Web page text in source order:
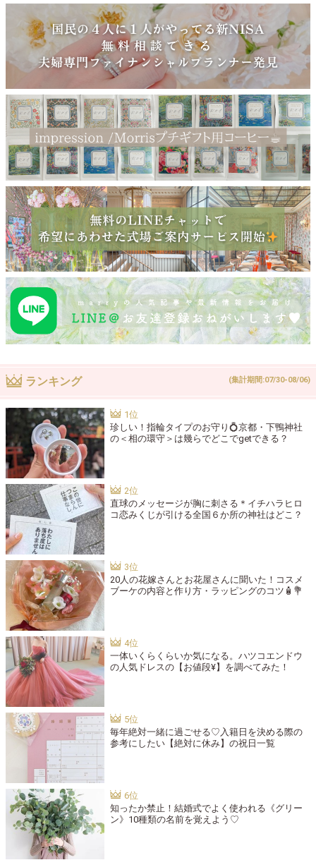
ランキング (集計期間:07/30-08/06)
珍しい！指輪タイプのお守り💍京都・下鴨神社
の＜相の環守＞は幾らでどこでgetできる？
直球のメッセージが胸に刺さる＊イチハラヒロ
コ恋みくじが引ける全国６か所の神社はどこ？
20人の花嫁さんとお花屋さんに聞いた！コスメ
ブーケの内容と作り方・ラッピングのコツ🧴💐
一体いくらくらいか気になる。ハツコエンドウ
の人気ドレスの【お値段¥】を調べてみた！
毎年絶対一緒に過ごせる♡入籍日を決める際の
参考にしたい【絶対に休み】の祝日一覧
知ったか禁止！結婚式でよく使われる《グリー
ン》10種類の名前を覚えよう♡